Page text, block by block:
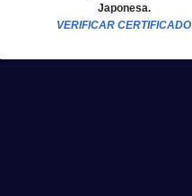
Japonesa.
VERIFICAR CERTIFICADO